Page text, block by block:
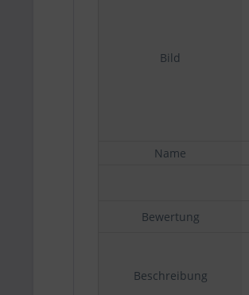
Bild
Name
Bewertung
Beschreibung